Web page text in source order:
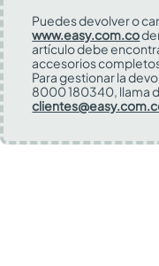
Puedes devolver o
www.easy.com.co
artículo debe
accesorios
Para gestionar la
8000 180340, llama